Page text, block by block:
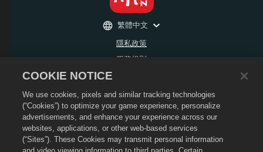
隱私政策
服務規則
不得出售或分享我的個人資訊
退款政策
Cookie政策
商店支援
遊戲支援
繁體中文
COOKIE NOTICE
We use cookies, pixels and similar tracking technologies
(“Cookies”) to optimize your game experience, personalize
advertisements, and enhance your experience across our
websites, applications, or other web-based services
(“Sites”). These Cookies may transmit personal information